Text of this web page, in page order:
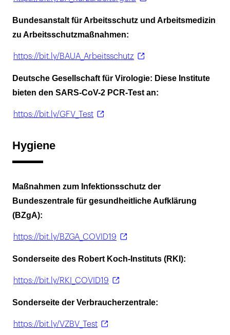
Bundesanstalt für Arbeitsschutz und Arbeitsmedizin
zu Arbeitsschutzmaßnahmen:
https://bit.ly/BAUA_Arbeitsschutz
Deutsche Gesellschaft für Virologie: Diese Institute
bieten den SARS-CoV-2 PCR-Test an:
https://bit.ly/GFV_Test
Hygiene
Maßnahmen zum Infektionsschutz der
Bundeszentrale für gesundheitliche Aufklärung
(BZgA):
https://bit.ly/BZGA_COVID19
Sonderseite des Robert Koch-Instituts (RKI):
https://bit.ly/RKI_COVID19
Sonderseite der Verbraucherzentrale:
https://bit.ly/VZBV_Test